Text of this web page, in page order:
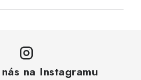
na Instagramu